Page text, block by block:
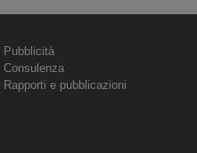
Pubblicità
Consulenza
Rapporti e pubblicazioni